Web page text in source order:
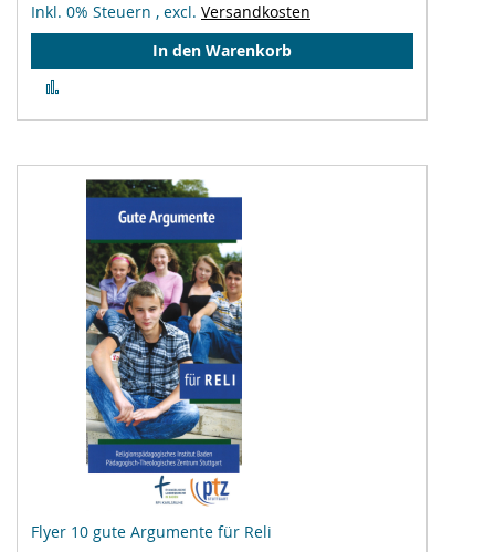
Inkl. 0% Steuern , excl. Versandkosten
In den Warenkorb
hinzufügen
Flyer 10 gute Argumente für Reli